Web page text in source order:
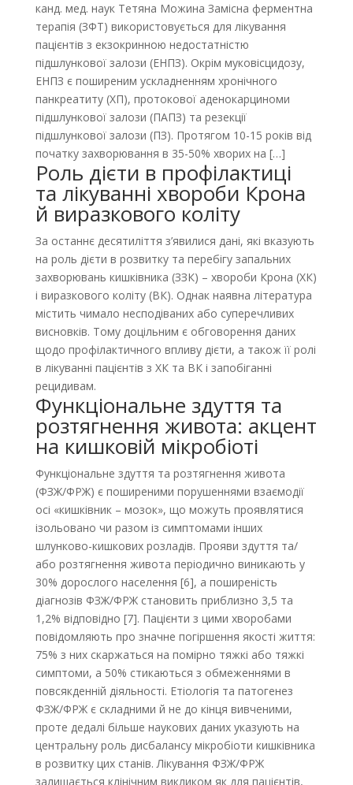
канд. мед. наук Тетяна Можина Замісна ферментна
терапія (ЗФТ) використовується для лікування
пацієнтів з екзокринною недостатністю
підшлункової залози (ЕНПЗ). Окрім муковісцидозу,
ЕНПЗ є поширеним ускладненням хронічного
панкреатиту (ХП), протокової аденокарциноми
підшлункової залози (ПАПЗ) та резекції
підшлункової залози (ПЗ). Протягом 10-15 років від
початку захворювання в 35-50% хворих на […]
Роль дієти в профілактиці
та лікуванні хвороби Крона
й виразкового коліту
За останнє десятиліття з’явилися дані, які вказують
на роль дієти в розвитку та перебігу запальних
захворювань кишківника (ЗЗК) – хвороби Крона (ХК)
і виразкового коліту (ВК). Однак наявна література
містить чимало несподіваних або суперечливих
висновків. Тому доцільним є обговорення даних
щодо профілактичного впливу дієти, а також її ролі
в лікуванні пацієнтів з ХК та ВК і запобіганні
рецидивам.
Функціональне здуття та
розтягнення живота: акцент
на кишковій мікробіоті
Функціональне здуття та розтягнення живота
(ФЗЖ/ФРЖ) є поширеними порушеннями взаємодії
осі «кишківник – мозок», що можуть проявлятися
ізольовано чи разом із симптомами інших
шлунково-кишкових розладів. Прояви здуття та/
або розтягнення живота періодично виникають у
30% дорослого населення [6], а поширеність
діагнозів ФЗЖ/ФРЖ становить приблизно 3,5 та
1,2% відповідно [7]. Пацієнти з цими хворобами
повідомляють про значне погіршення якості життя:
75% з них скаржаться на помірно тяжкі або тяжкі
симптоми, а 50% стикаються з обмеженнями в
повсякденній діяльності. Етіологія та патогенез
ФЗЖ/ФРЖ є складними й не до кінця вивченими,
проте дедалі більше наукових даних указують на
центральну роль дисбалансу мікробіоти кишківника
в розвитку цих станів. Лікування ФЗЖ/ФРЖ
залишається клінічним викликом як для пацієнтів,